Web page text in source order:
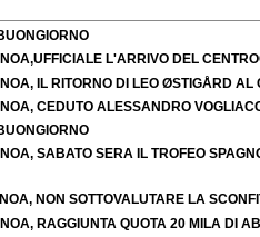
L'ARRIVO DEL
IL RITORNO DI LEO ØSTIGÅRD AL
CEDUTO ALESSANDRO
SABATO SERA IL TROFEO
NON SOTTOVALUTARE LA
RAGGIUNTA QUOTA 20 MILA DI